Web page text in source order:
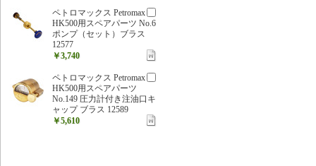
ペトロマックス Petromax
HK500用スペアパーツ No.6
ポンプ（セット）ブラス
12577
￥3,740
ペトロマックス Petromax
HK500用スペアパーツ
No.149 圧力計付き注油口キ
ャップ ブラス 12589
￥5,610